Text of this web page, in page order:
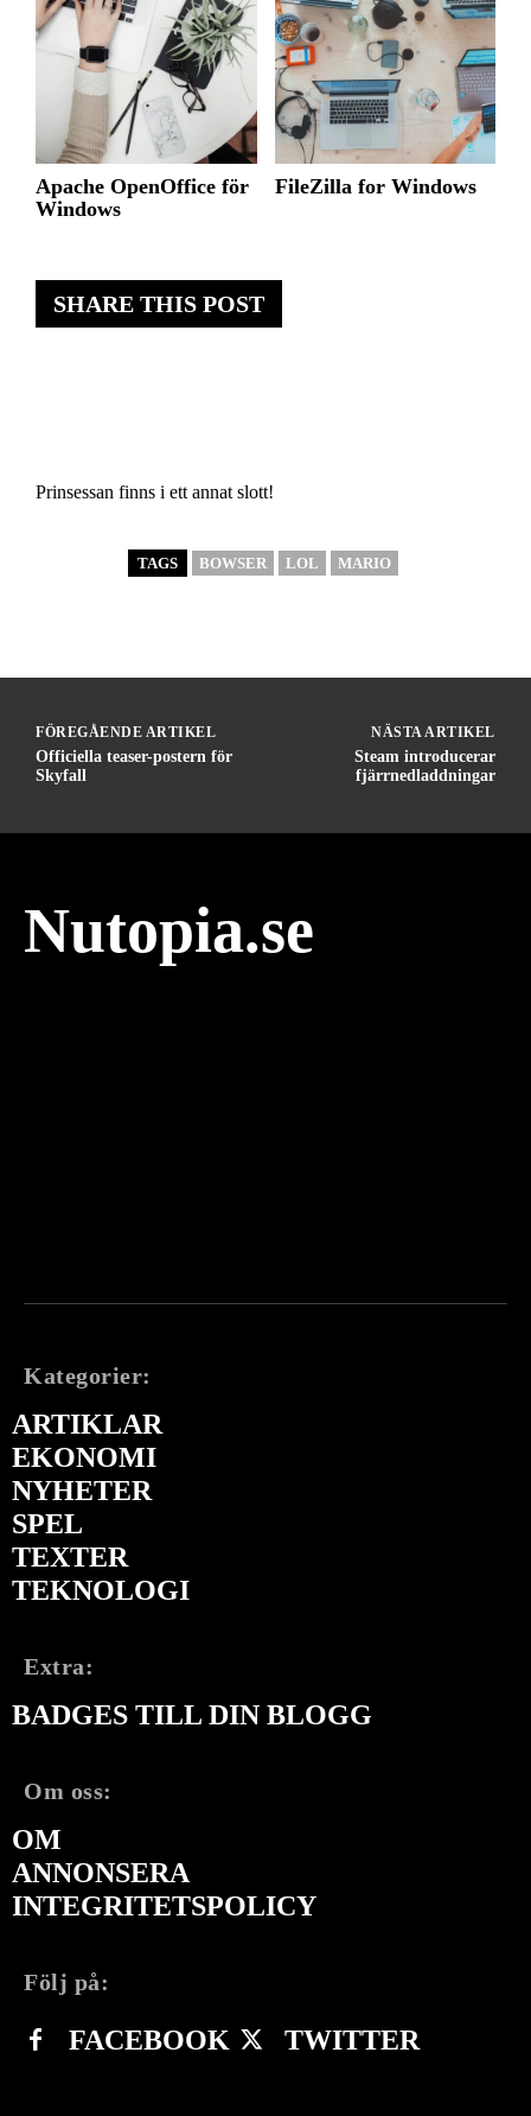
SHARE THIS POST
Prinsessan finns i ett annat slott!
TAGS BOWSER LOL MARIO
Apache OpenOffice för
Windows
FileZilla for Windows
FÖREGÅENDE ARTIKEL
Officiella teaser-postern för
Skyfall
NÄSTA ARTIKEL
Steam introducerar
fjärrnedladdningar
Nutopia.se
Kategorier:
ARTIKLAR
EKONOMI
NYHETER
SPEL
TEXTER
TEKNOLOGI
Extra:
BADGES TILL DIN BLOGG
Om oss:
OM
ANNONSERA
INTEGRITETSPOLICY
Följ på:
FACEBOOK TWITTER